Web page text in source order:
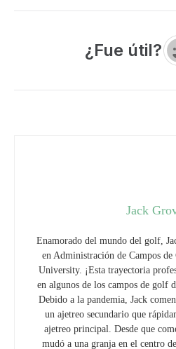
¿Fue útil?
Jack
Enamorado del mundo del golf,
en Administración de Campos
University. ¡Esta trayectoria
en algunos de los campos de golf
Debido a la pandemia, Jack
un ajetreo secundario que
ajetreo principal. Desde que
mudó a una granja en el centro